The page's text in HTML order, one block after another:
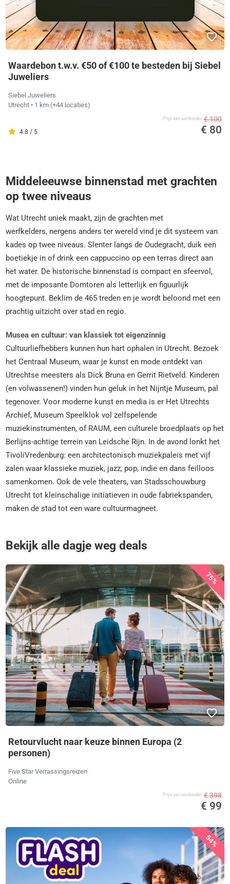
Waardebon t.w.v. €50 of €100 te besteden bij Siebel
Juweliers
Siebel Juweliers
Utrecht • 1 km (+44 locaties)
4.8 / 5
Prijs van aanbieder € 100
€ 80
Middeleeuwse binnenstad met grachten
op twee niveaus
Wat Utrecht uniek maakt, zijn de grachten met
werfkelders, nergens anders ter wereld vind je dit systeem van
kades op twee niveaus. Slenter langs de Oudegracht, duik een
boetiekje in of drink een cappuccino op een terras direct aan
het water. De historische binnenstad is compact en sfeervol,
met de imposante Domtoren als letterlijk en figuurlijk
hoogtepunt. Beklim de 465 treden en je wordt beloond met een
prachtig uitzicht over stad en regio.
Musea en cultuur: van klassiek tot eigenzinnig
Cultuurliefhebbers kunnen hun hart ophalen in Utrecht. Bezoek
het Centraal Museum, waar je kunst en mode ontdekt van
Utrechtse meesters als Dick Bruna en Gerrit Rietveld. Kinderen
(en volwassenen!) vinden hun geluk in het Nijntje Museum, pal
tegenover. Voor moderne kunst en media is er Het Utrechts
Archief, Museum Speelklok vol zelfspelende
muziekinstrumenten, of RAUM, een culturele broedplaats op het
Berlijns-achtige terrein van Leidsche Rijn. In de avond lonkt het
TivoliVredenburg: een architectonisch muziekpaleis met vijf
zalen waar klassieke muziek, jazz, pop, indie en dans feilloos
samenkomen. Ook de vele theaters, van Stadsschouwburg
Utrecht tot kleinschalige initiatieven in oude fabriekspanden,
maken de stad tot een ware cultuurmagneet.
Bekijk alle dagje weg deals
75%
Retourvlucht naar keuze binnen Europa (2
personen)
Five Star Verrassingsreizen
Online
Prijs van aanbieder € 398
€ 99
54%